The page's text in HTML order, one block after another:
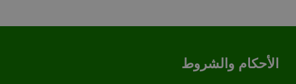
الأحكام والشروط